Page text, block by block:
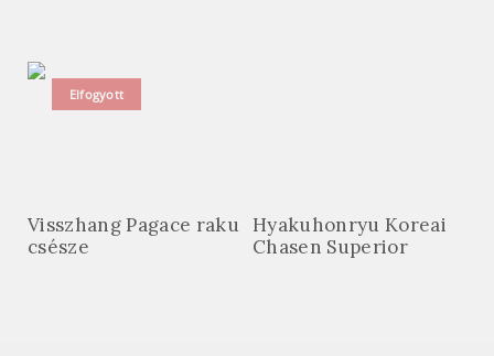
Elfogyott
Visszhang Pagace raku
csésze
Hyakuhonryu Koreai
Chasen Superior